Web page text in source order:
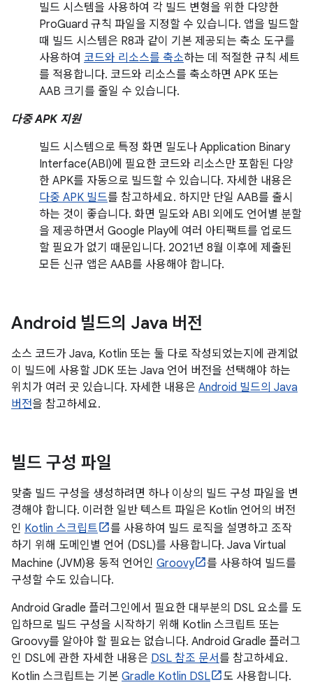
빌드 시스템을 사용하여 각 빌드 변형을 위한 다양한
ProGuard 규칙 파일을 지정할 수 있습니다. 앱을 빌드할
때 빌드 시스템은 R8과 같이 기본 제공되는 축소 도구를
사용하여 코드와 리소스를 축소하는 데 적절한 규칙 세트
를 적용합니다. 코드와 리소스를 축소하면 APK 또는
AAB 크기를 줄일 수 있습니다.
다중 APK 지원
빌드 시스템으로 특정 화면 밀도나 Application Binary
Interface(ABI)에 필요한 코드와 리소스만 포함된 다양
한 APK를 자동으로 빌드할 수 있습니다. 자세한 내용은
다중 APK 빌드를 참고하세요. 하지만 단일 AAB를 출시
하는 것이 좋습니다. 화면 밀도와 ABI 외에도 언어별 분할
을 제공하면서 Google Play에 여러 아티팩트를 업로드
할 필요가 없기 때문입니다. 2021년 8월 이후에 제출된
모든 신규 앱은 AAB를 사용해야 합니다.
Android 빌드의 Java 버전
소스 코드가 Java, Kotlin 또는 둘 다로 작성되었는지에 관계없
이 빌드에 사용할 JDK 또는 Java 언어 버전을 선택해야 하는
위치가 여러 곳 있습니다. 자세한 내용은 Android 빌드의 Java
버전을 참고하세요.
빌드 구성 파일
맞춤 빌드 구성을 생성하려면 하나 이상의 빌드 구성 파일을 변
경해야 합니다. 이러한 일반 텍스트 파일은 Kotlin 언어의 버전
인 Kotlin 스크립트
를 사용하여 빌드 로직을 설명하고 조작
하기 위해 도메인별 언어 (DSL)를 사용합니다. Java Virtual
Machine (JVM)용 동적 언어인 Groovy
를 사용하여 빌드를
구성할 수도 있습니다.
Android Gradle 플러그인에서 필요한 대부분의 DSL 요소를 도
입하므로 빌드 구성을 시작하기 위해 Kotlin 스크립트 또는
Groovy를 알아야 할 필요는 없습니다. Android Gradle 플러그
인 DSL에 관한 자세한 내용은 DSL 참조 문서를 참고하세요.
Kotlin 스크립트는 기본 Gradle Kotlin DSL 도 사용합니다.